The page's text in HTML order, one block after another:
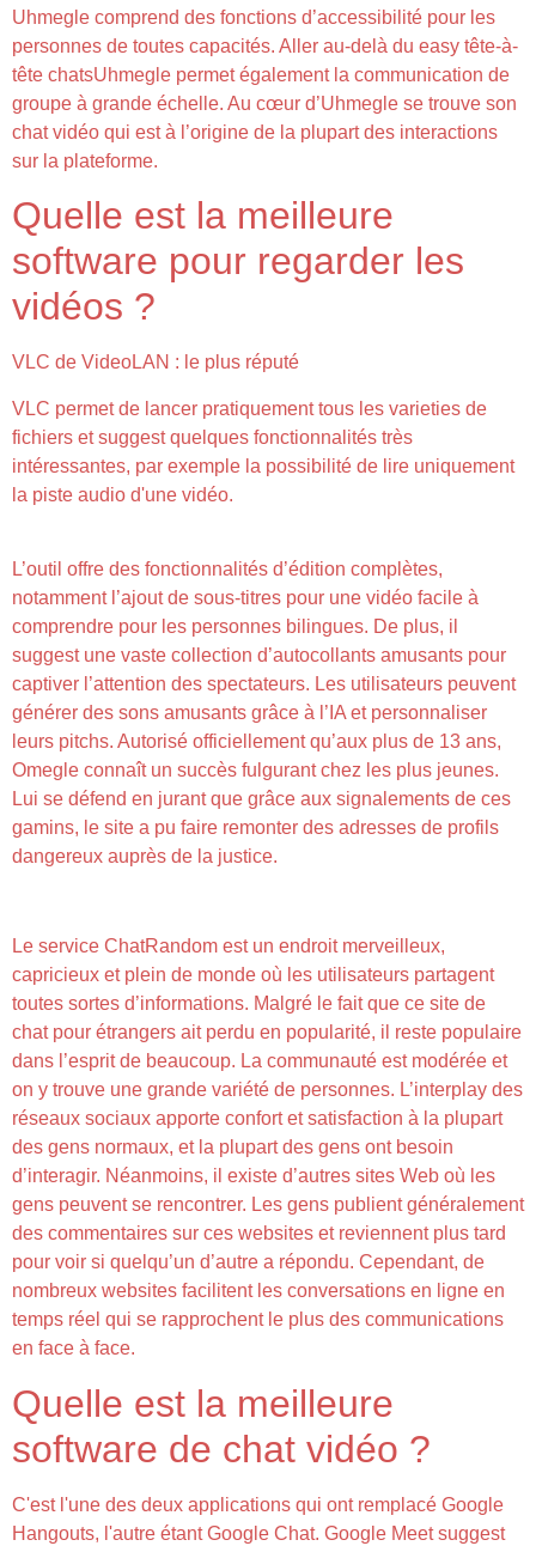
Uhmegle comprend des fonctions d’accessibilité pour les
personnes de toutes capacités. Aller au-delà du easy tête-à-
tête chatsUhmegle permet également la communication de
groupe à grande échelle. Au cœur d’Uhmegle se trouve son
chat vidéo qui est à l’origine de la plupart des interactions
sur la plateforme.
Quelle est la meilleure
software pour regarder les
vidéos ?
VLC de VideoLAN : le plus réputé
VLC permet de lancer pratiquement tous les varieties de
fichiers et suggest quelques fonctionnalités très
intéressantes, par exemple la possibilité de lire uniquement
la piste audio d'une vidéo.
L’outil offre des fonctionnalités d’édition complètes,
notamment l’ajout de sous-titres pour une vidéo facile à
comprendre pour les personnes bilingues. De plus, il
suggest une vaste collection d’autocollants amusants pour
captiver l’attention des spectateurs. Les utilisateurs peuvent
générer des sons amusants grâce à l’IA et personnaliser
leurs pitchs. Autorisé officiellement qu’aux plus de 13 ans,
Omegle connaît un succès fulgurant chez les plus jeunes.
Lui se défend en jurant que grâce aux signalements de ces
gamins, le site a pu faire remonter des adresses de profils
dangereux auprès de la justice.
Le service ChatRandom est un endroit merveilleux,
capricieux et plein de monde où les utilisateurs partagent
toutes sortes d’informations. Malgré le fait que ce site de
chat pour étrangers ait perdu en popularité, il reste populaire
dans l’esprit de beaucoup. La communauté est modérée et
on y trouve une grande variété de personnes. L’interplay des
réseaux sociaux apporte confort et satisfaction à la plupart
des gens normaux, et la plupart des gens ont besoin
d’interagir. Néanmoins, il existe d’autres sites Web où les
gens peuvent se rencontrer. Les gens publient généralement
des commentaires sur ces websites et reviennent plus tard
pour voir si quelqu’un d’autre a répondu. Cependant, de
nombreux websites facilitent les conversations en ligne en
temps réel qui se rapprochent le plus des communications
en face à face.
Quelle est la meilleure
software de chat vidéo ?
C'est l'une des deux applications qui ont remplacé Google
Hangouts, l'autre étant Google Chat. Google Meet suggest